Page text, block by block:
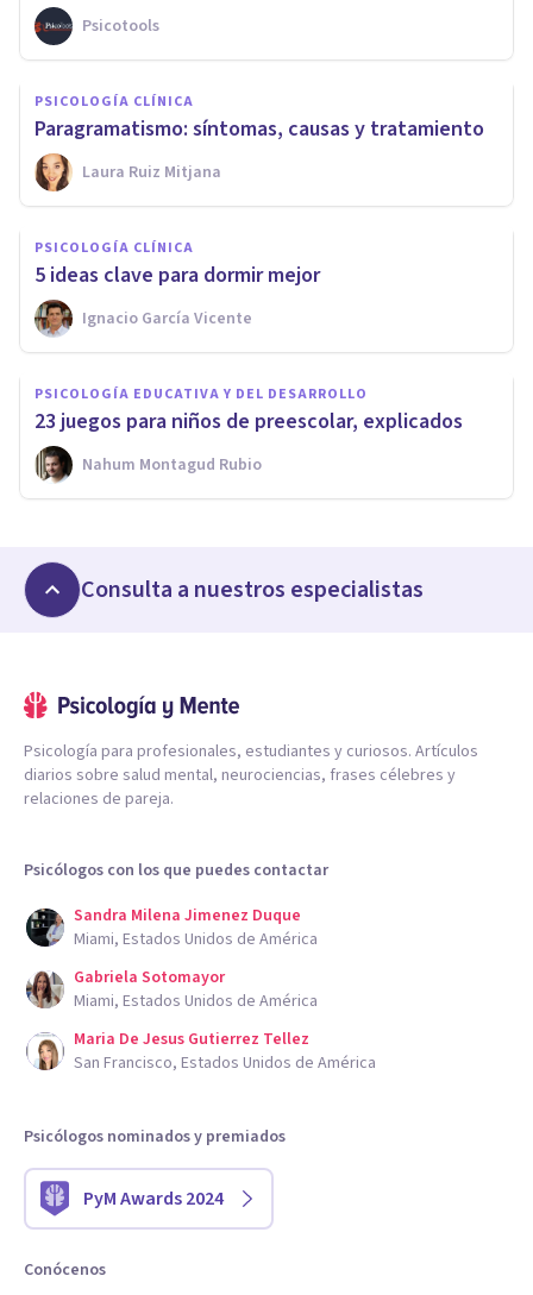
Psicotools
PSICOLOGÍA CLÍNICA
Paragramatismo: síntomas, causas y tratamiento
Laura Ruiz Mitjana
PSICOLOGÍA CLÍNICA
5 ideas clave para dormir mejor
Ignacio García Vicente
PSICOLOGÍA EDUCATIVA Y DEL DESARROLLO
23 juegos para niños de preescolar, explicados
Nahum Montagud Rubio
Consulta a nuestros especialistas
Psicología para profesionales, estudiantes y curiosos. Artículos
diarios sobre salud mental, neurociencias, frases célebres y
relaciones de pareja.
Psicólogos con los que puedes contactar
Sandra Milena Jimenez Duque
Miami, Estados Unidos de América
Gabriela Sotomayor
Miami, Estados Unidos de América
Maria De Jesus Gutierrez Tellez
San Francisco, Estados Unidos de América
Psicólogos nominados y premiados
PyM Awards 2024
Conócenos